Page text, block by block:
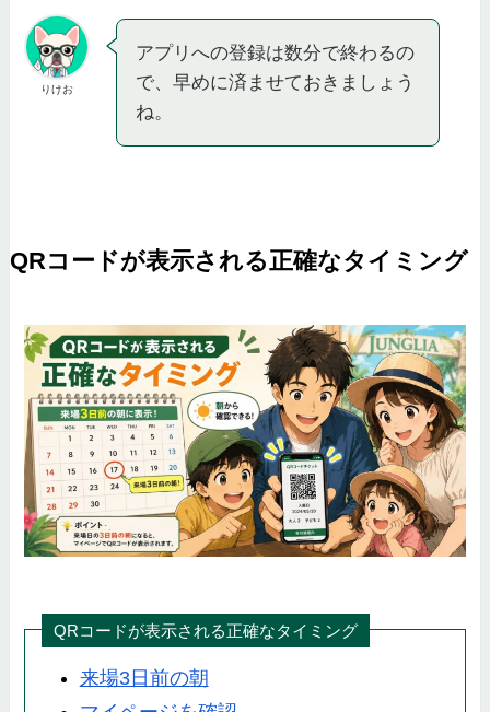
りけお
アプリへの登録は数分で終わるの
で、早めに済ませておきましょう
ね。
QRコードが表示される正確なタイミング
QRコードが表示される正確なタイミング
来場3日前の朝